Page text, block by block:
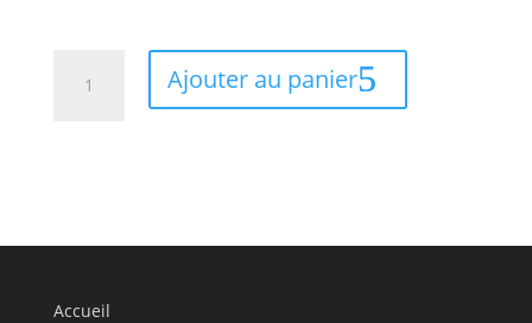
Remboursement
Beloeil
175$)
Ajouter au panier
Accueil